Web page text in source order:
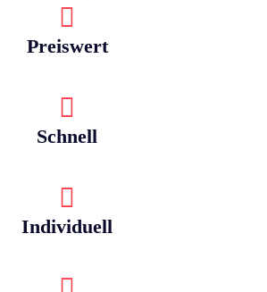
Preiswert
Schnell
Individuell